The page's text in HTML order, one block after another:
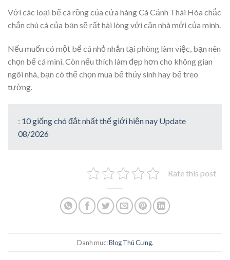
Với các loại bể cá rồng của cửa hàng Cá Cảnh Thái Hòa chắc
chắn chú cá của bạn sẽ rất hài lòng với căn nhà mới của mình.
Nếu muốn có một bể cá nhỏ nhắn tại phòng làm việc, bạn nên
chọn bể cá mini. Còn nếu thích làm đẹp hơn cho không gian
ngôi nhà, bạn có thể chọn mua bể thủy sinh hay bể treo
tường.
: 10 giống chó đắt nhất thế giới hiện nay Update
08/2026
Rate this post
Danh mục:Blog Thú Cưng.